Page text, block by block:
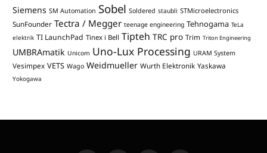
Siemens SM Automation Sobel Soldered staubli STMicroelectronics
SunFounder Tectra / Megger teenage engineering Tehnogama TeLa
elektrik TI LaunchPad Tinex i Bell Tipteh TRC pro Trim Triton Engineering
UMBRAmatik Unicom Uno-Lux Processing URAM System
Vesimpex VETS Wago Weidmueller Wurth Elektronik Yaskawa
Yokogawa